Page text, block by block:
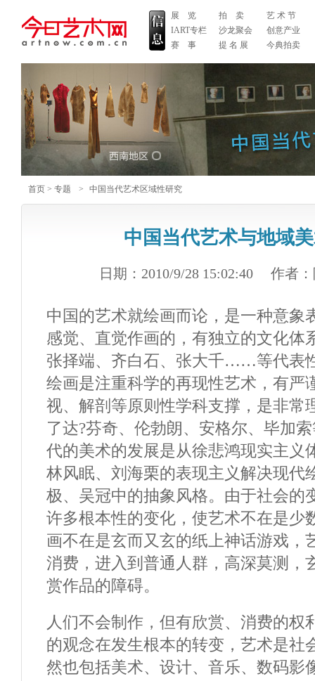
展 览
IART专栏
赛 事
拍 卖
沙龙聚会
提 名 展
艺 术 节
创意产业
今典拍卖
首页 > 专题 > 中国当代艺术区域性研究
中国当代艺术与地域
日期：2010/9/28 15:02:40 作者
中国的艺术就绘画而论，是一种意象
感觉、直觉作画的，有独立的文化体
张择端、齐白石、张大千……等代表
绘画是注重科学的再现性艺术，有严
视、解剖等原则性学科支撑，是非常
了达?芬奇、伦勃朗、安格尔、毕加
代的美术的发展是从徐悲鸿现实主义
林风眠、刘海栗的表现主义解决现代
极、吴冠中的抽象风格。由于社会的
许多根本性的变化，使艺术不在是少
画不在是玄而又玄的纸上神话游戏，
消费，进入到普通人群，高深莫测，
赏作品的障碍。
人们不会制作，但有欣赏、消费的权
的观念在发生根本的转变，艺术是社
然也包括美术、设计、音乐、数码影